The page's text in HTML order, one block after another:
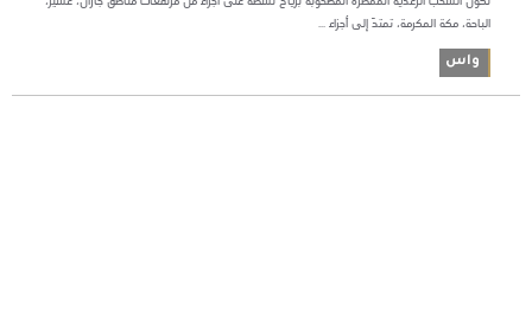
الباحة، مكة المكرمة، تمتدّ إلى أجزاء ...
واس